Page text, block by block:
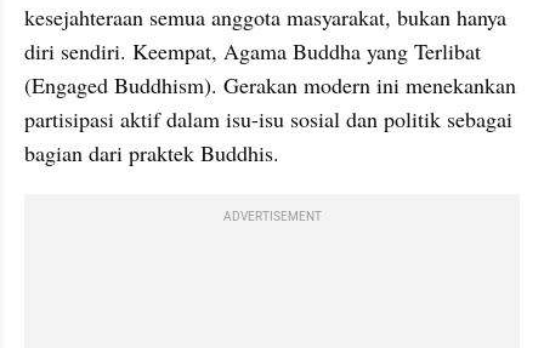
kesejahteraan semua anggota masyarakat, bukan hanya
diri sendiri. Keempat, Agama Buddha yang Terlibat
(Engaged Buddhism). Gerakan modern ini menekankan
partisipasi aktif dalam isu-isu sosial dan politik sebagai
bagian dari praktek Buddhis.
ADVERTISEMENT